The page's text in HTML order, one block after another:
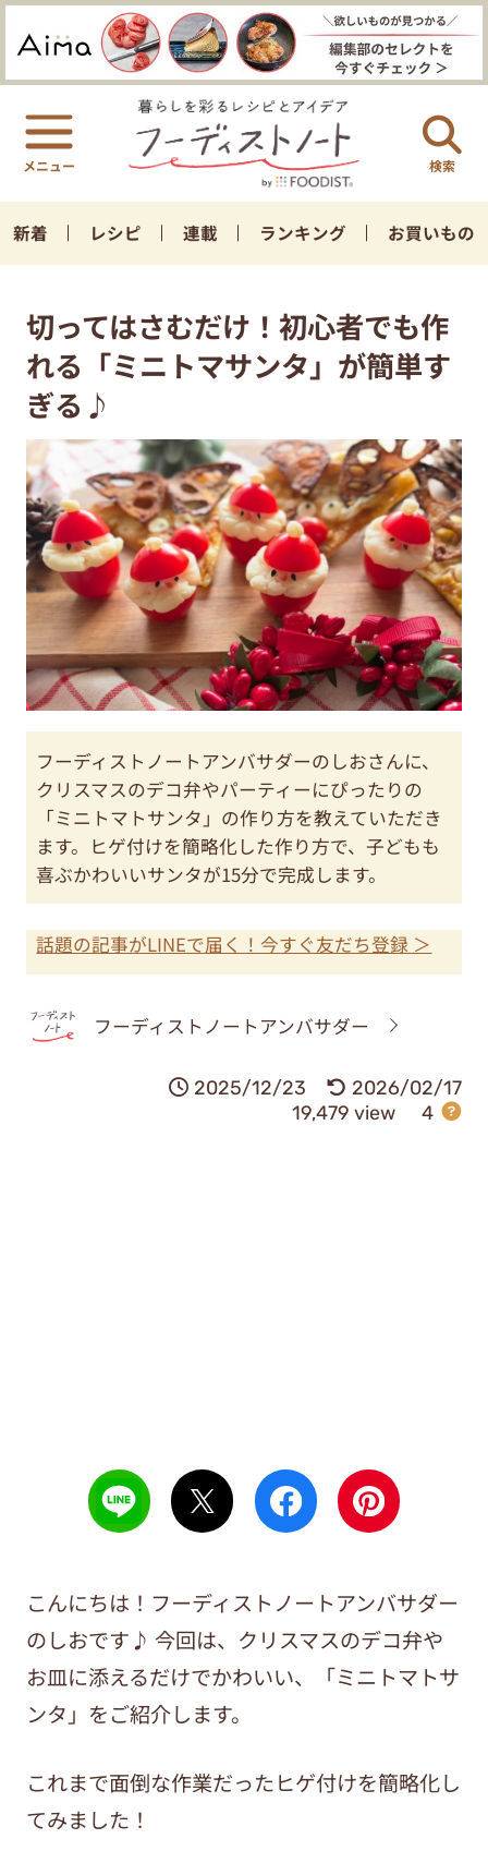
検索
新着 レシピ 連載 ランキング お買いもの
切ってはさむだけ！初心者でも作
れる「ミニトマサンタ」が簡単す
ぎる♪
フーディストノートアンバサダーのしおさんに、
クリスマスのデコ弁やパーティーにぴったりの
「ミニトマトサンタ」の作り方を教えていただき
ます。ヒゲ付けを簡略化した作り方で、子どもも
喜ぶかわいいサンタが15分で完成します。
話題の記事がLINEで届く！今すぐ友だち登録 ＞
フーディストノートアンバサダー
2025/12/23
2026/02/17
19,479 view
4
こんにちは！フーディストノートアンバサダー
のしおです♪ 今回は、クリスマスのデコ弁や
お皿に添えるだけでかわいい、「ミニトマトサ
ンタ」をご紹介します。
これまで面倒な作業だったヒゲ付けを簡略化し
てみました！